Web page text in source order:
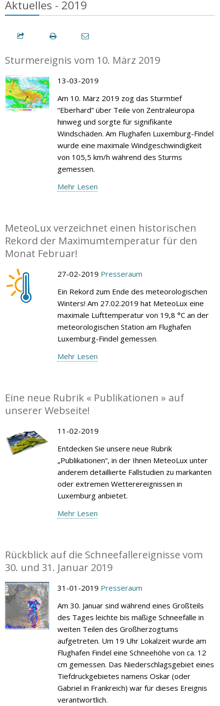
Aktuelles - 2019
Sturmereignis vom 10. März 2019
13-03-2019
Am 10. März 2019 zog das Sturmtief
“Eberhard” über Teile von Zentraleuropa
hinweg und sorgte für signifikante
Windschäden. Am Flughafen Luxemburg-Findel
wurde eine maximale Windgeschwindigkeit
von 105,5 km/h während des Sturms
gemessen.
Mehr Lesen
MeteoLux verzeichnet einen historischen
Rekord der Maximumtemperatur für den
Monat Februar!
27-02-2019 Presseraum
Ein Rekord zum Ende des meteorologischen
Winters! Am 27.02.2019 hat MeteoLux eine
maximale Lufttemperatur von 19,8 °C an der
meteorologischen Station am Flughafen
Luxemburg-Findel gemessen.
Mehr Lesen
Eine neue Rubrik « Publikationen » auf
unserer Webseite!
11-02-2019
Entdecken Sie unsere neue Rubrik
„Publikationen“, in der Ihnen MeteoLux unter
anderem detaillierte Fallstudien zu markanten
oder extremen Wetterereignissen in
Luxemburg anbietet.
Mehr Lesen
Rückblick auf die Schneefallereignisse vom
30. und 31. Januar 2019
31-01-2019 Presseraum
Am 30. Januar sind während eines Großteils
des Tages leichte bis mäßige Schneefälle in
weiten Teilen des Großherzogtums
aufgetreten. Um 19 Uhr Lokalzeit wurde am
Flughafen Findel eine Schneehöhe von ca. 12
cm gemessen. Das Niederschlagsgebiet eines
Tiefdruckgebietes namens Oskar (oder
Gabriel in Frankreich) war für dieses Ereignis
verantwortlich.